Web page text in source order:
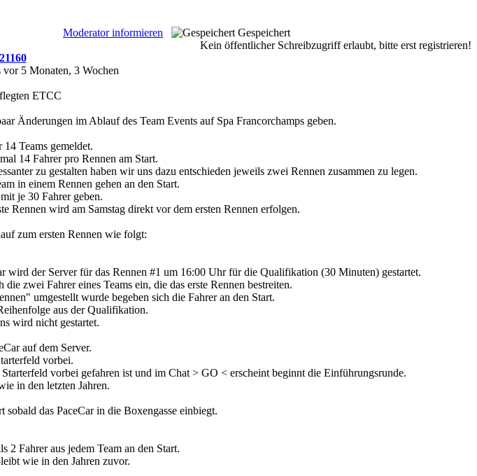
Moderator informieren
Gespeichert
Kein öffentlicher Schreibzugriff erlaubt, bitte erst registrieren!
vor 5 Monaten, 3 Wochen
ETCC
Änderungen im Ablauf des Team Events auf Spa Francorchamps geben.
14 Teams gemeldet.
14 Fahrer pro Rennen am Start.
zu gestalten haben wir uns dazu entschieden jeweils zwei Rennen zusammen zu legen.
in einem Rennen gehen an den Start.
je 30 Fahrer geben.
Rennen wird am Samstag direkt vor dem ersten Rennen erfolgen.
zum ersten Rennen wie folgt:
wird der Server für das Rennen #1 um 16:00 Uhr für die Qualifikation (30 Minuten) gestartet.
zwei Fahrer eines Teams ein, die das erste Rennen bestreiten.
umgestellt wurde begeben sich die Fahrer an den Start.
aus der Qualifikation.
wird nicht gestartet.
auf dem Server.
vorbei.
Starterfeld vorbei gefahren ist und im Chat > GO < erscheint beginnt die Einführungsrunde.
in den letzten Jahren.
sobald das PaceCar in die Boxengasse einbiegt.
2 Fahrer aus jedem Team an den Start.
wie in den Jahren zuvor.